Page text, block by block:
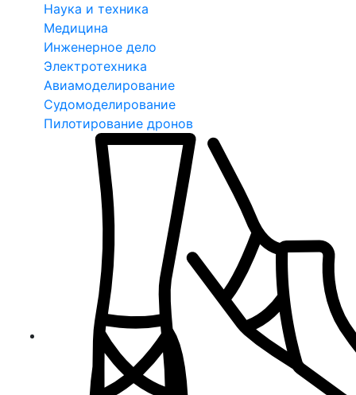
Наука и техника
Медицина
Инженерное дело
Электротехника
Авиамоделирование
Судомоделирование
Пилотирование дронов